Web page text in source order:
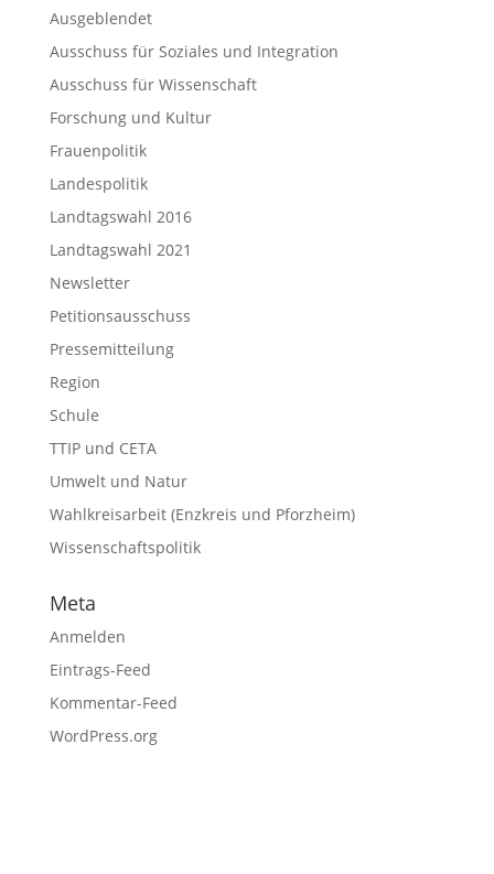
Ausgeblendet
Ausschuss für Soziales und Integration
Ausschuss für Wissenschaft
Forschung und Kultur
Frauenpolitik
Landespolitik
Landtagswahl 2016
Landtagswahl 2021
Newsletter
Petitionsausschuss
Pressemitteilung
Region
Schule
TTIP und CETA
Umwelt und Natur
Wahlkreisarbeit (Enzkreis und Pforzheim)
Wissenschaftspolitik
Meta
Anmelden
Eintrags-Feed
Kommentar-Feed
WordPress.org